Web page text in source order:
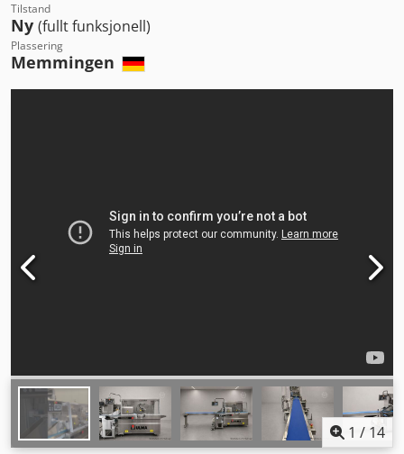
Tilstand
Ny (fullt funksjonell)
Plassering
Memmingen
1 / 14